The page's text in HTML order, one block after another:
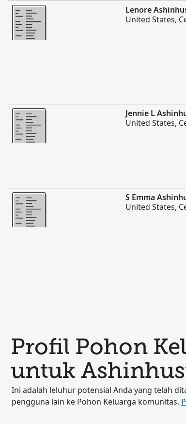
Lebih banyak
Lenore
United States,
Lebih banyak
Jennie L
United States,
Lebih banyak
S Emma
United States,
Profil Pohon
untuk
Ini adalah leluhur potensial Anda yang telah
pengguna lain ke Pohon Keluarga komunitas.